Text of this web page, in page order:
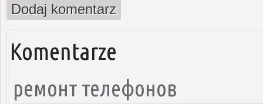
Dodaj komentarz
Komentarze
ремонт телефонов